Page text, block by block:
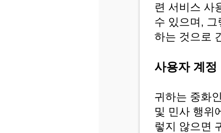
련 서비스 사
수 있으며,
하는 것으로
사용자 계정
귀하는 중화
및 민사 행위
렇지 않으면